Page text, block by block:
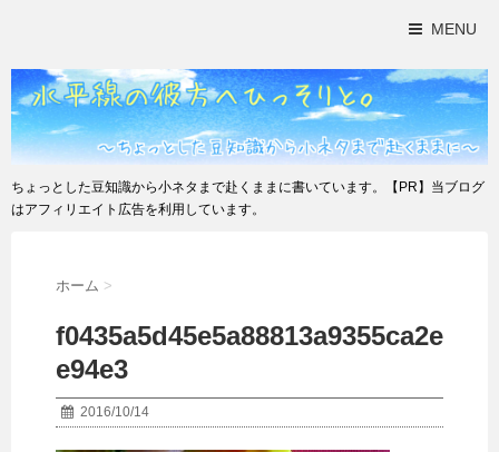
MENU
ちょっとした豆知識から小ネタまで赴くままに書いています。【PR】当ブログ
はアフィリエイト広告を利用しています。
ホーム >
f0435a5d45e5a88813a9355ca2e
e94e3
2016/10/14